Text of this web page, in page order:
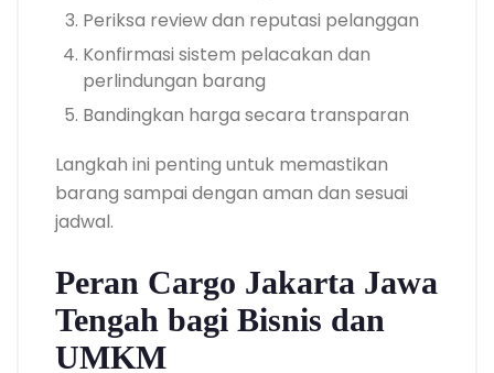
Periksa review dan reputasi pelanggan
Konfirmasi sistem pelacakan dan
perlindungan barang
Bandingkan harga secara transparan
Langkah ini penting untuk memastikan
barang sampai dengan aman dan sesuai
jadwal.
Peran Cargo Jakarta Jawa
Tengah bagi Bisnis dan
UMKM